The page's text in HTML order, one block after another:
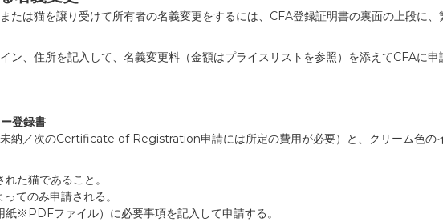
たは猫を譲り受けて所有者の名義変更をするには、CFA登録証明書の裏面の上段に
ン、住所を記入して、名義変更料（金額はプライスリストを参照）を添えてCFAに申
登録書
納／次のCertificate of Registration申請には所定の費用が必要）と、クリーム色の
た猫であること。
てのみ申請される。
紙※PDFファイル）に必要事項を記入して申請する。